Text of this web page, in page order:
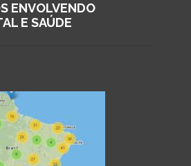
ENVOLVENDO
E SAÚDE